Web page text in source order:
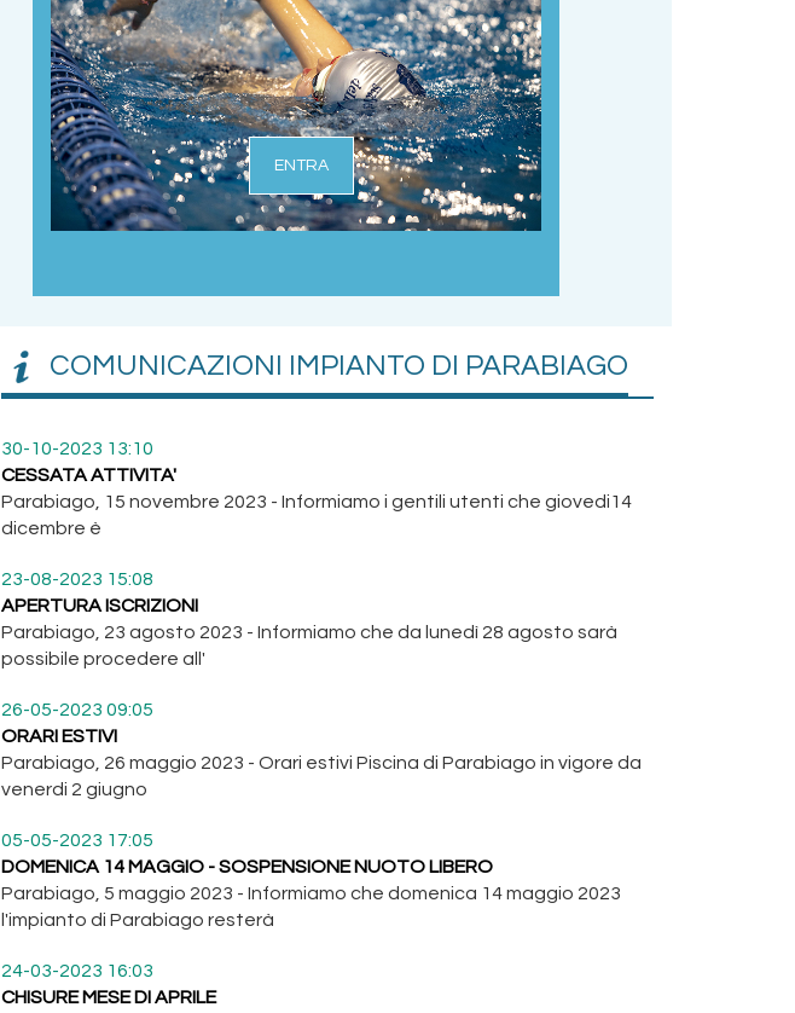
ENTRA
COMUNICAZIONI IMPIANTO DI PARABIAGO
30-10-2023 13:10
CESSATA ATTIVITA'
Parabiago, 15 novembre 2023 - Informiamo i gentili utenti che giovedi14
dicembre è
23-08-2023 15:08
APERTURA ISCRIZIONI
Parabiago, 23 agosto 2023 - Informiamo che da lunedì 28 agosto sarà
possibile procedere all'
26-05-2023 09:05
ORARI ESTIVI
Parabiago, 26 maggio 2023 - Orari estivi Piscina di Parabiago in vigore da
venerdi 2 giugno
05-05-2023 17:05
DOMENICA 14 MAGGIO - SOSPENSIONE NUOTO LIBERO
Parabiago, 5 maggio 2023 - Informiamo che domenica 14 maggio 2023
l'impianto di Parabiago resterà
24-03-2023 16:03
CHISURE MESE DI APRILE